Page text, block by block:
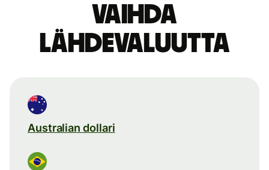
Vaihda
lähdevaluutta
Australian dollari